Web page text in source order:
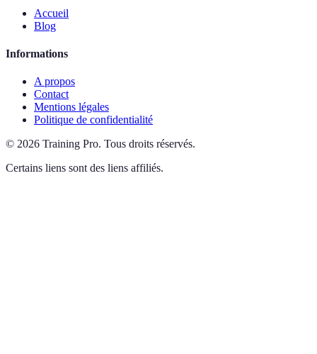
Accueil
Blog
Informations
A propos
Contact
Mentions légales
Politique de confidentialité
© 2026 Training Pro. Tous droits réservés.
Certains liens sont des liens affiliés.